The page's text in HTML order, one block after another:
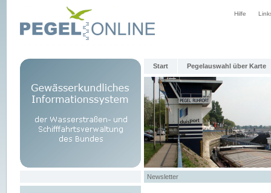
Hilfe
Start Pegelauswahl über Karte
Newsletter